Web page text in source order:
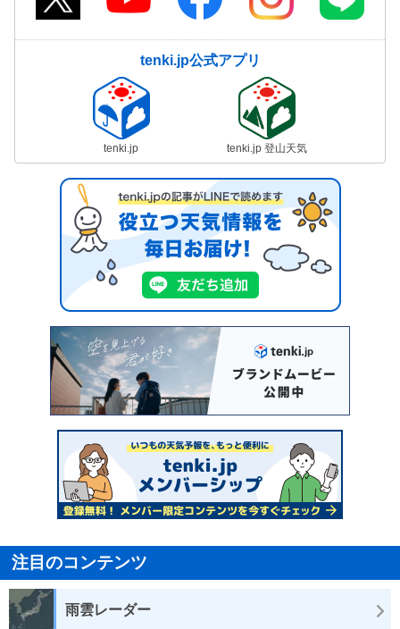
tenki.jp公式アプリ
tenki.jp tenki.jp 登山天気
注目のコンテンツ
雨雲レーダー